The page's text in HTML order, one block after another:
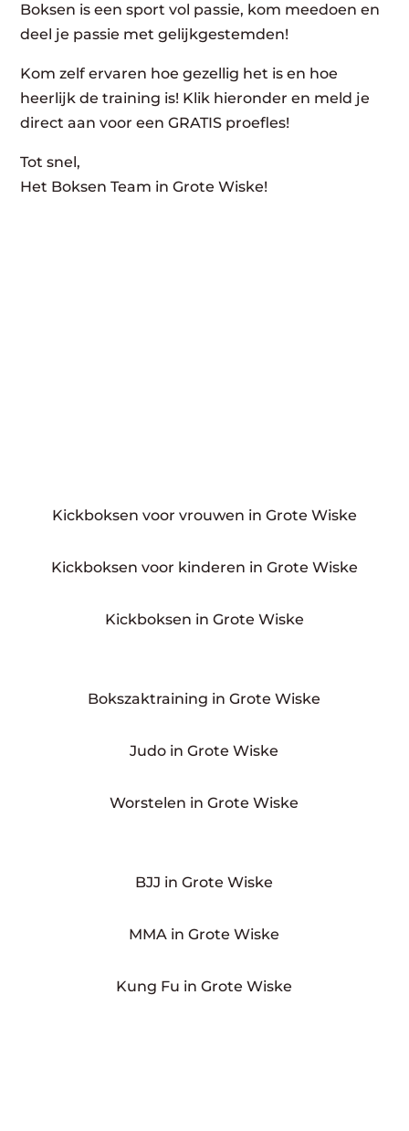
Boksen is een sport vol passie, kom meedoen en
deel je passie met gelijkgestemden!
Kom zelf ervaren hoe gezellig het is en hoe
heerlijk de training is! Klik hieronder en meld je
direct aan voor een GRATIS proefles!
Tot snel,
Het Boksen Team in Grote Wiske!
Kickboksen voor vrouwen in Grote Wiske
Kickboksen voor kinderen in Grote Wiske
Kickboksen in Grote Wiske
Bokszaktraining in Grote Wiske
Judo in Grote Wiske
Worstelen in Grote Wiske
BJJ in Grote Wiske
MMA in Grote Wiske
Kung Fu in Grote Wiske